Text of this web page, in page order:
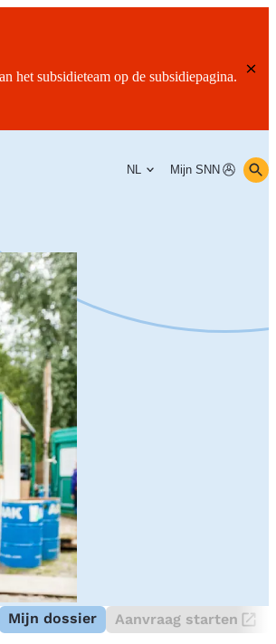
het subsidieteam op de subsidiepagina.
NL Mijn SNN
Mijn dossier Aanvraag starten